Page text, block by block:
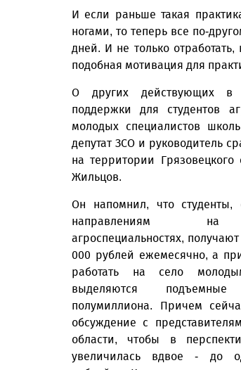
И если раньше такая
ногами, то теперь все по-
дней. И не только
подобная мотивация для
О других действующих в
поддержки для студентов
молодых специалистов
депутат ЗСО и руководитель
на территории Грязовецкого
Жильцов.
Он напомнил, что
направлениям на
агроспециальностях,
000 рублей ежемесячно, а
работать на село
выделяются
полумиллиона. Причем
обсуждение с
области, чтобы в
увеличилась вдвое - до